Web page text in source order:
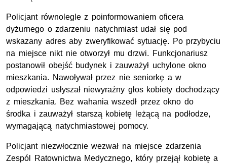
Policjant równolegle z poinformowaniem oficera
dyżurnego o zdarzeniu natychmiast udał się pod
wskazany adres aby zweryfikować sytuację. Po przybyciu
na miejsce nikt nie otworzył mu drzwi. Funkcjonariusz
postanowił obejść budynek i zauważył uchylone okno
mieszkania. Nawoływał przez nie seniorkę a w
odpowiedzi usłyszał niewyraźny głos kobiety dochodzący
z mieszkania. Bez wahania wszedł przez okno do
środka i zauważył starszą kobietę leżącą na podłodze,
wymagającą natychmiastowej pomocy.
Policjant niezwłocznie wezwał na miejsce zdarzenia
Zespól Ratownictwa Medycznego, który przejął kobietę a